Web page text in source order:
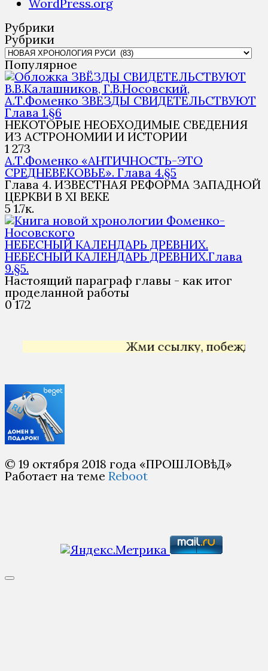
WordPress.org
Рубрики
Рубрики
Популярное
ЗВЁЗДЫ СВИДЕТЕЛЬСТВУЮТ
В.В.Калашников, Г.В.Носовский,
А.Т.Фоменко ЗВЕЗДЫ СВИДЕТЕЛЬСТВУЮТ
Глава 1.§6
НЕКОТОРЫЕ НЕОБХОДИМЫЕ СВЕДЕНИЯ
ИЗ АСТРОНОМИИ И ИСТОРИИ
1 273
А.Т.Фоменко «АНТИЧНОСТЬ-ЭТО
СРЕДНЕВЕКОВЬЕ». Глава 4.§5
Глава 4. ИЗВЕСТНАЯ РЕФОРМА ЗАПАДНОЙ
ЦЕРКВИ В XI ВЕКЕ
5 1.7к.
НЕБЕСНЫЙ КАЛЕНДАРЬ ДРЕВНИХ.
НЕБЕСНЫЙ КАЛЕНДАРЬ ДРЕВНИХ.Глава
9.§5.
Настоящий параграф главы - как итог
проделанной работы
0 172
Жми ссылку, побеждай
© 19 октября 2018 года «ПРОШЛОВѣД»
Работает на теме Reboot